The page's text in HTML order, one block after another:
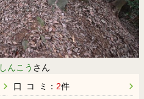
しんこう さん
口 コ ミ： 2件